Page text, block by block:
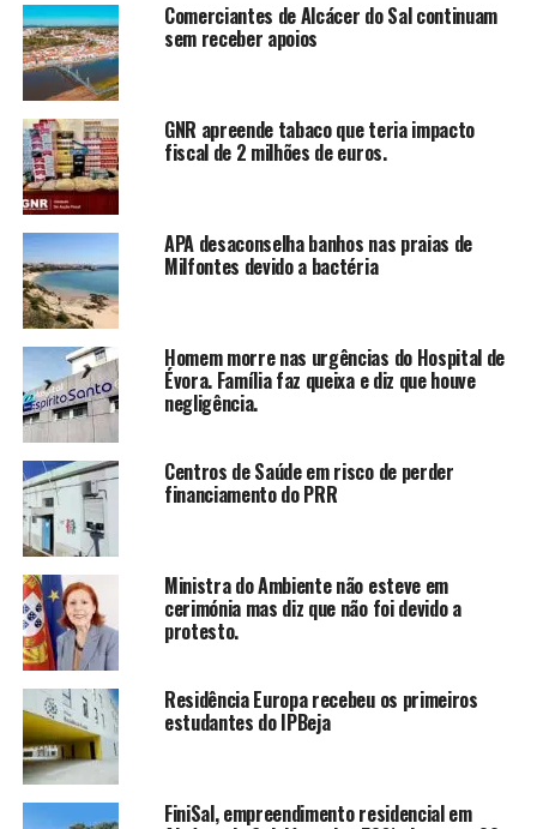
Comerciantes de Alcácer do Sal continuam
sem receber apoios
GNR apreende tabaco que teria impacto
fiscal de 2 milhões de euros.
APA desaconselha banhos nas praias de
Milfontes devido a bactéria
Homem morre nas urgências do Hospital de
Évora. Família faz queixa e diz que houve
negligência.
Centros de Saúde em risco de perder
financiamento do PRR
Ministra do Ambiente não esteve em
cerimónia mas diz que não foi devido a
protesto.
Residência Europa recebeu os primeiros
estudantes do IPBeja
FiniSal, empreendimento residencial em